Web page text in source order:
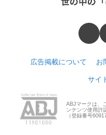
広告掲載について お
サイ
ABJマークは、
ンテンツ使用許
（登録番号